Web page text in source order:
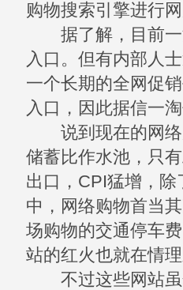
购物搜索引擎进行
据了解，目前一
入口。但有内部人
一个长期的全网促
入口，因此据信一
说到现在的网络
储蓄比作水池，只
出口，CPI猛增，
中，网络购物首当
场购物的交通停车
站的红火也就在情
不过这些网站虽